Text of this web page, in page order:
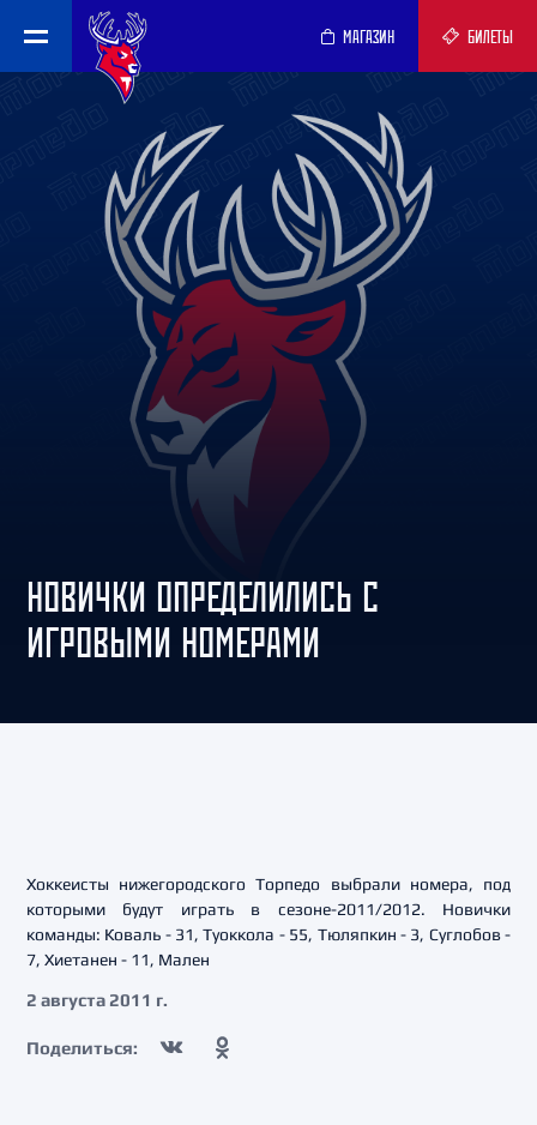
МАГАЗИН БИЛЕТЫ
НОВИЧКИ ОПРЕДЕЛИЛИСЬ С
ИГРОВЫМИ НОМЕРАМИ
Хоккеисты нижегородского Торпедо выбрали номера, под
которыми будут играть в сезоне-2011/2012. Новички
команды: Коваль - 31, Туоккола - 55, Тюляпкин - 3, Суглобов -
7, Хиетанен - 11, Мален
2 августа 2011 г.
Поделиться: